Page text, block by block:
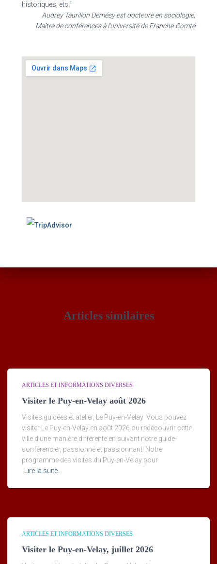
historiques, etc."
Audrey Taurillon Demésy est docteure en sociologie,
Maître de conférences à l'université de Franche-Comté
Articles similaires
ARTICLES ET INFORMATIONS DIVERSES
Visiter le Puy-en-Velay août 2026
Visites guidées et atelier, Le Puy-en-Velay Vous pouvez
visiter Le Puy-en-Velay en août 2026 ou redécouvrir cette
ville d’une manière différente en suivant notre guide-
conférencier, passionné et passionnant! Notre
programme des visites du Puy-en-Velay pour
Lire la suite…
ARTICLES ET INFORMATIONS DIVERSES
Visiter le Puy-en-Velay, juillet 2026